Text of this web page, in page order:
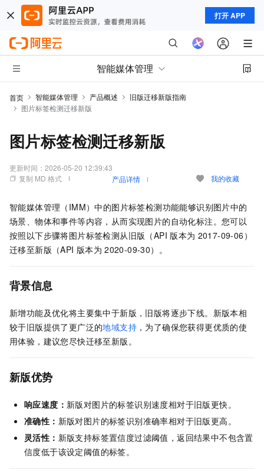
打开 APP
智能媒体管理
首页 智能媒体管理 产品概述
旧版迁移新版指南
图片标签检测迁移新版
图片标签检测迁移新版
更新时间： 2026-05-20 12:39:43
复制 MD 格式
产品详情 我的收藏
智能媒体管理（IMM）中的图片标签检测功能能够识别图片中的
场景、物体和事件等内容，从而实现图片的自动化标注。您可以
按照以下步骤将图片标签检测从旧版（API 版本为 2017-09-06）
迁移至新版（API 版本为 2020-09-30）。
背景信息
新增功能及优化将主要集中于新版，旧版将逐步下线。新版本相
较于旧版提供了更广泛的地域支持 ，为了确保您获得更优质的使
用体验，建议您尽快迁移至新版。
新版优势
响应速度： 新版对图片的标签识别速度相对于旧版更快。
准确性： 新版对图片的标签识别准确率相对于旧版更高。
灵活性： 新版支持标签置信度过滤阈值，返回结果中不包含置
信度低于该设定阈值的标签。